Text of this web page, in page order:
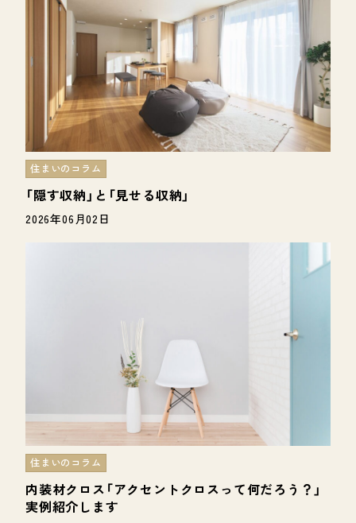
「隠す収納」と「見せる収納」
住まいのコラム
2026年06月02日
内装材クロス「アクセントクロスって何だろう？」
実例紹介します
住まいのコラム